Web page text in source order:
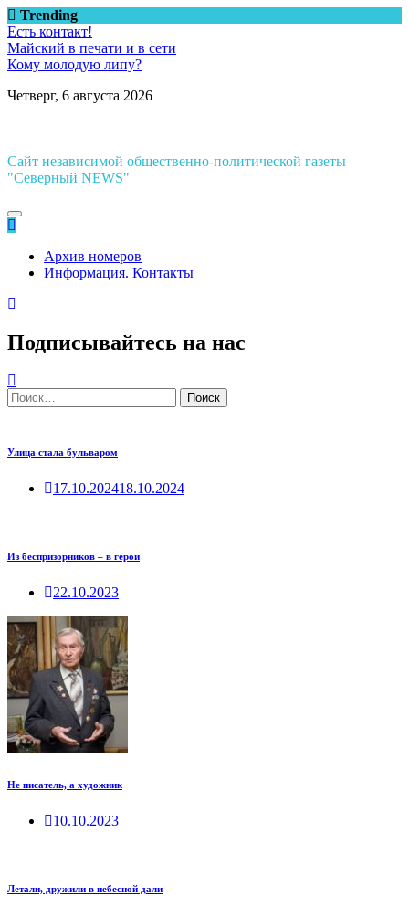
Перейти
к
содержимому
Trending
Есть контакт!
Майский в печати и в сети
Кому молодую липу?
Четверг, 6 августа 2026
Сайт независимой общественно-политической газеты
"Северный NEWS"
Архив номеров
Информация. Контакты
Подписывайтесь на нас
Найти:
Улица стала бульваром
17.10.202418.10.2024
Из беспризорников – в герои
22.10.2023
Не писатель, а художник
10.10.2023
Летали, дружили в небесной дали